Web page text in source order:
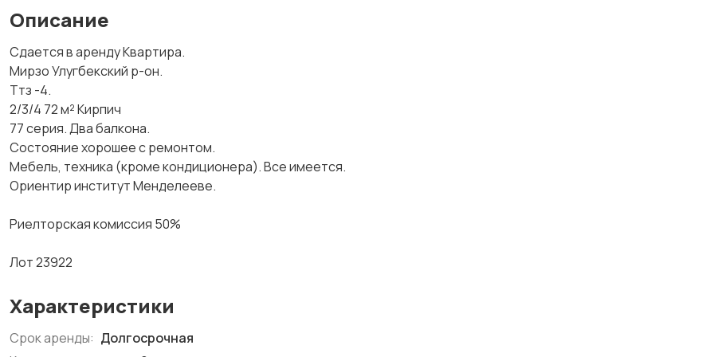
Описание
Сдается в аренду Квартира.
Мирзо Улугбекский р-он.
Ттз -4.
2/3/4 72 м² Кирпич
77 серия. Два балкона.
Состояние хорошее с ремонтом.
Мебель, техника (кроме кондиционера). Все имеется.
Ориентир институт Менделееве.
Риелторская комиссия 50%
Лот 23922
Характеристики
Срок аренды: Долгосрочная